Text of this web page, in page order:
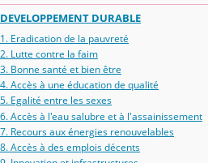
DEVELOPPEMENT DURABLE
1. Eradication de la pauvreté
2. Lutte contre la faim
3. Bonne santé et bien être
4. Accès à une éducation de qualité
5. Egalité entre les sexes
6. Accès à l'eau salubre et à l'assainissement
7. Recours aux énergies renouvelables
8. Accès à des emplois décents